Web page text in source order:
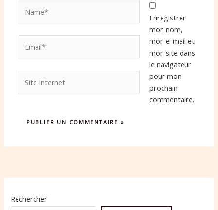
Internet
Enregistrer
mon nom,
mon e-mail et
mon site dans
le navigateur
pour mon
prochain
commentaire.
Rechercher